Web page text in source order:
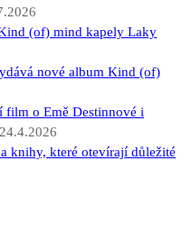
(of) mind kapely Laky
nové album Kind (of)
film o Emě Destinnové i
24.4.2026
knihy, které otevírají důležité